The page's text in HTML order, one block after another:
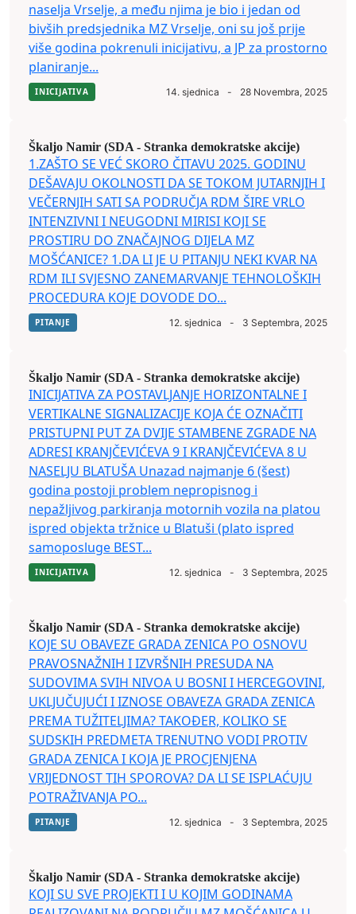
naselja Vrselje, a među njima je bio i jedan od
bivših predsjednika MZ Vrselje, oni su još prije
više godina pokrenuli inicijativu, a JP za prostorno
planiranje...
INICIJATIVA 14. sjednica - 28 Novembra, 2025
Škaljo Namir (SDA - Stranka demokratske akcije)
1.ZAŠTO SE VEĆ SKORO ČITAVU 2025. GODINU
DEŠAVAJU OKOLNOSTI DA SE TOKOM JUTARNJIH I
VEČERNJIH SATI SA PODRUČJA RDM ŠIRE VRLO
INTENZIVNI I NEUGODNI MIRISI KOJI SE
PROSTIRU DO ZNAČAJNOG DIJELA MZ
MOŠĆANICE? 1.DA LI JE U PITANJU NEKI KVAR NA
RDM ILI SVJESNO ZANEMARVANJE TEHNOLOŠKIH
PROCEDURA KOJE DOVODE DO...
PITANJE 12. sjednica - 3 Septembra, 2025
Škaljo Namir (SDA - Stranka demokratske akcije)
INICIJATIVA ZA POSTAVLJANJE HORIZONTALNE I
VERTIKALNE SIGNALIZACIJE KOJA ĆE OZNAČITI
PRISTUPNI PUT ZA DVIJE STAMBENE ZGRADE NA
ADRESI KRANJČEVIĆEVA 9 I KRANJČEVIĆEVA 8 U
NASELJU BLATUŠA Unazad najmanje 6 (šest)
godina postoji problem nepropisnog i
nepažljivog parkiranja motornih vozila na platou
ispred objekta tržnice u Blatuši (plato ispred
samoposluge BEST...
INICIJATIVA 12. sjednica - 3 Septembra, 2025
Škaljo Namir (SDA - Stranka demokratske akcije)
KOJE SU OBAVEZE GRADA ZENICA PO OSNOVU
PRAVOSNAŽNIH I IZVRŠNIH PRESUDA NA
SUDOVIMA SVIH NIVOA U BOSNI I HERCEGOVINI,
UKLJUČUJUĆI I IZNOSE OBAVEZA GRADA ZENICA
PREMA TUŽITELJIMA? TAKOĐER, KOLIKO SE
SUDSKIH PREDMETA TRENUTNO VODI PROTIV
GRADA ZENICA I KOJA JE PROCJENJENA
VRIJEDNOST TIH SPOROVA? DA LI SE ISPLAĆUJU
POTRAŽIVANJA PO...
PITANJE 12. sjednica - 3 Septembra, 2025
Škaljo Namir (SDA - Stranka demokratske akcije)
KOJI SU SVE PROJEKTI I U KOJIM GODINAMA